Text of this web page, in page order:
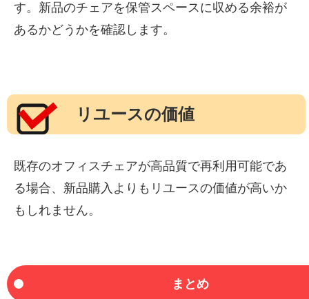
す。新品のチェアを保管スペースに収める余裕が
あるかどうかを確認します。
リユースの価値
既存のオフィスチェアが高品質で再利用可能であ
る場合、新品購入よりもリユースの価値が高いか
もしれません。
まとめ